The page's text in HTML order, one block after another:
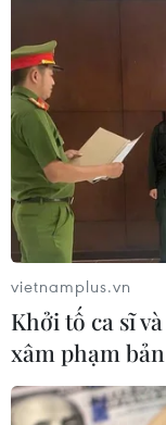
TIN LIÊN
vietnamplus.vn
Khởi tố ca sĩ
xâm phạm